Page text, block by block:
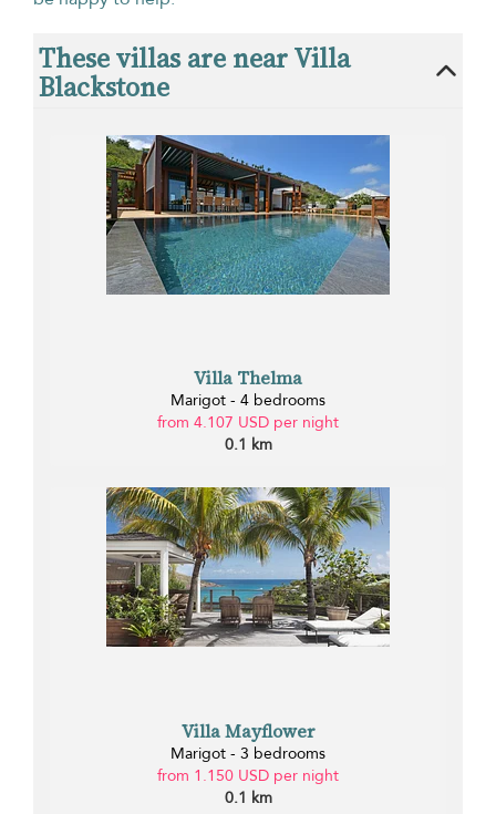
These villas are near Villa
Blackstone
Villa Thelma
Marigot - 4 bedrooms
from 4.107 USD per night
0.1 km
Villa Mayflower
Marigot - 3 bedrooms
from 1.150 USD per night
0.1 km